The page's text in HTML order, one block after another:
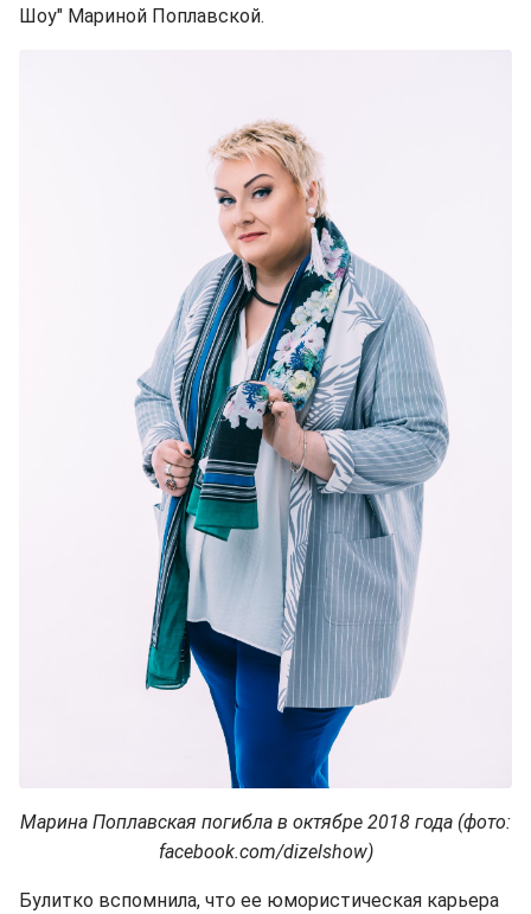
Шоу" Мариной Поплавской.
Марина Поплавская погибла в октябре 2018 года (фото:
facebook.com/dizelshow)
Булитко вспомнила, что ее юмористическая карьера